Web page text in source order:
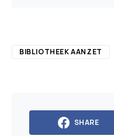
BIBLIOTHEEK AANZET
SHARE